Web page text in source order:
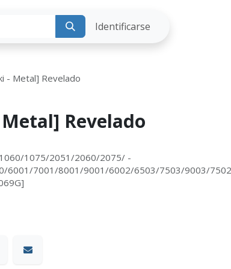
Identificarse
- Metal] Revelado
Revelado
1075/2051/2060/2075/ -
6001/7001/8001/9001/6002/6503/7503/9003/